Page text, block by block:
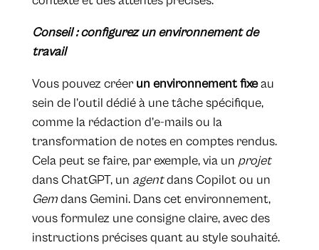
Conseil : configurez un environnement de
travail
Vous pouvez créer un environnement fixeau
sein de l’outil dédié à une tâche spécifique,
comme la rédaction d’e-mails ou la
transformation de notes en comptes rendus.
Cela peut se faire, par exemple, via un projet
dans ChatGPT, un agentdans Copilot ou un
Gemdans Gemini. Dans cet environnement,
vous formulez une consigne claire, avec des
instructions précises quant au style souhaité.